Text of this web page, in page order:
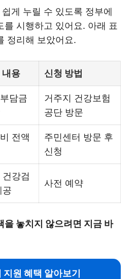
게 누릴 수 있도록 정부에
를 시행하고 있어요. 아래 표
정리해 보았어요.
내용 신청 방법
담금
거주지 건강보험
공단 방문
전액
주민센터 방문 후
신청
건강검
공
사전 예약
을 놓치지 않으려면 지금 바
지원 혜택 알아보기